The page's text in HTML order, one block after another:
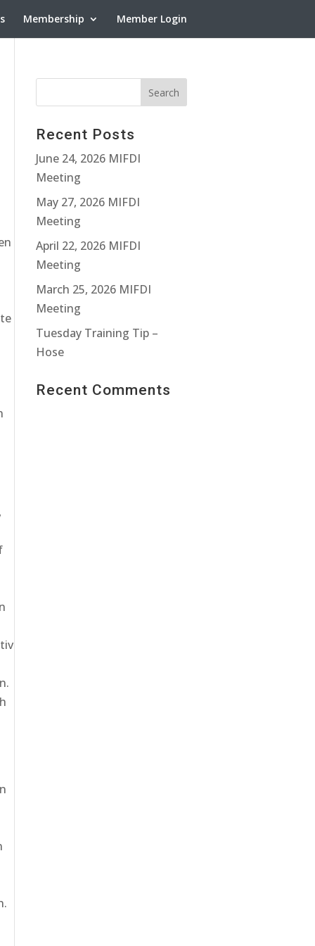
Membership Member Login
Recent Posts
June 24, 2026 MIFDI
Meeting
May 27, 2026 MIFDI
Meeting
April 22, 2026 MIFDI
Meeting
March 25, 2026 MIFDI
Meeting
Tuesday Training Tip –
Hose
Recent Comments